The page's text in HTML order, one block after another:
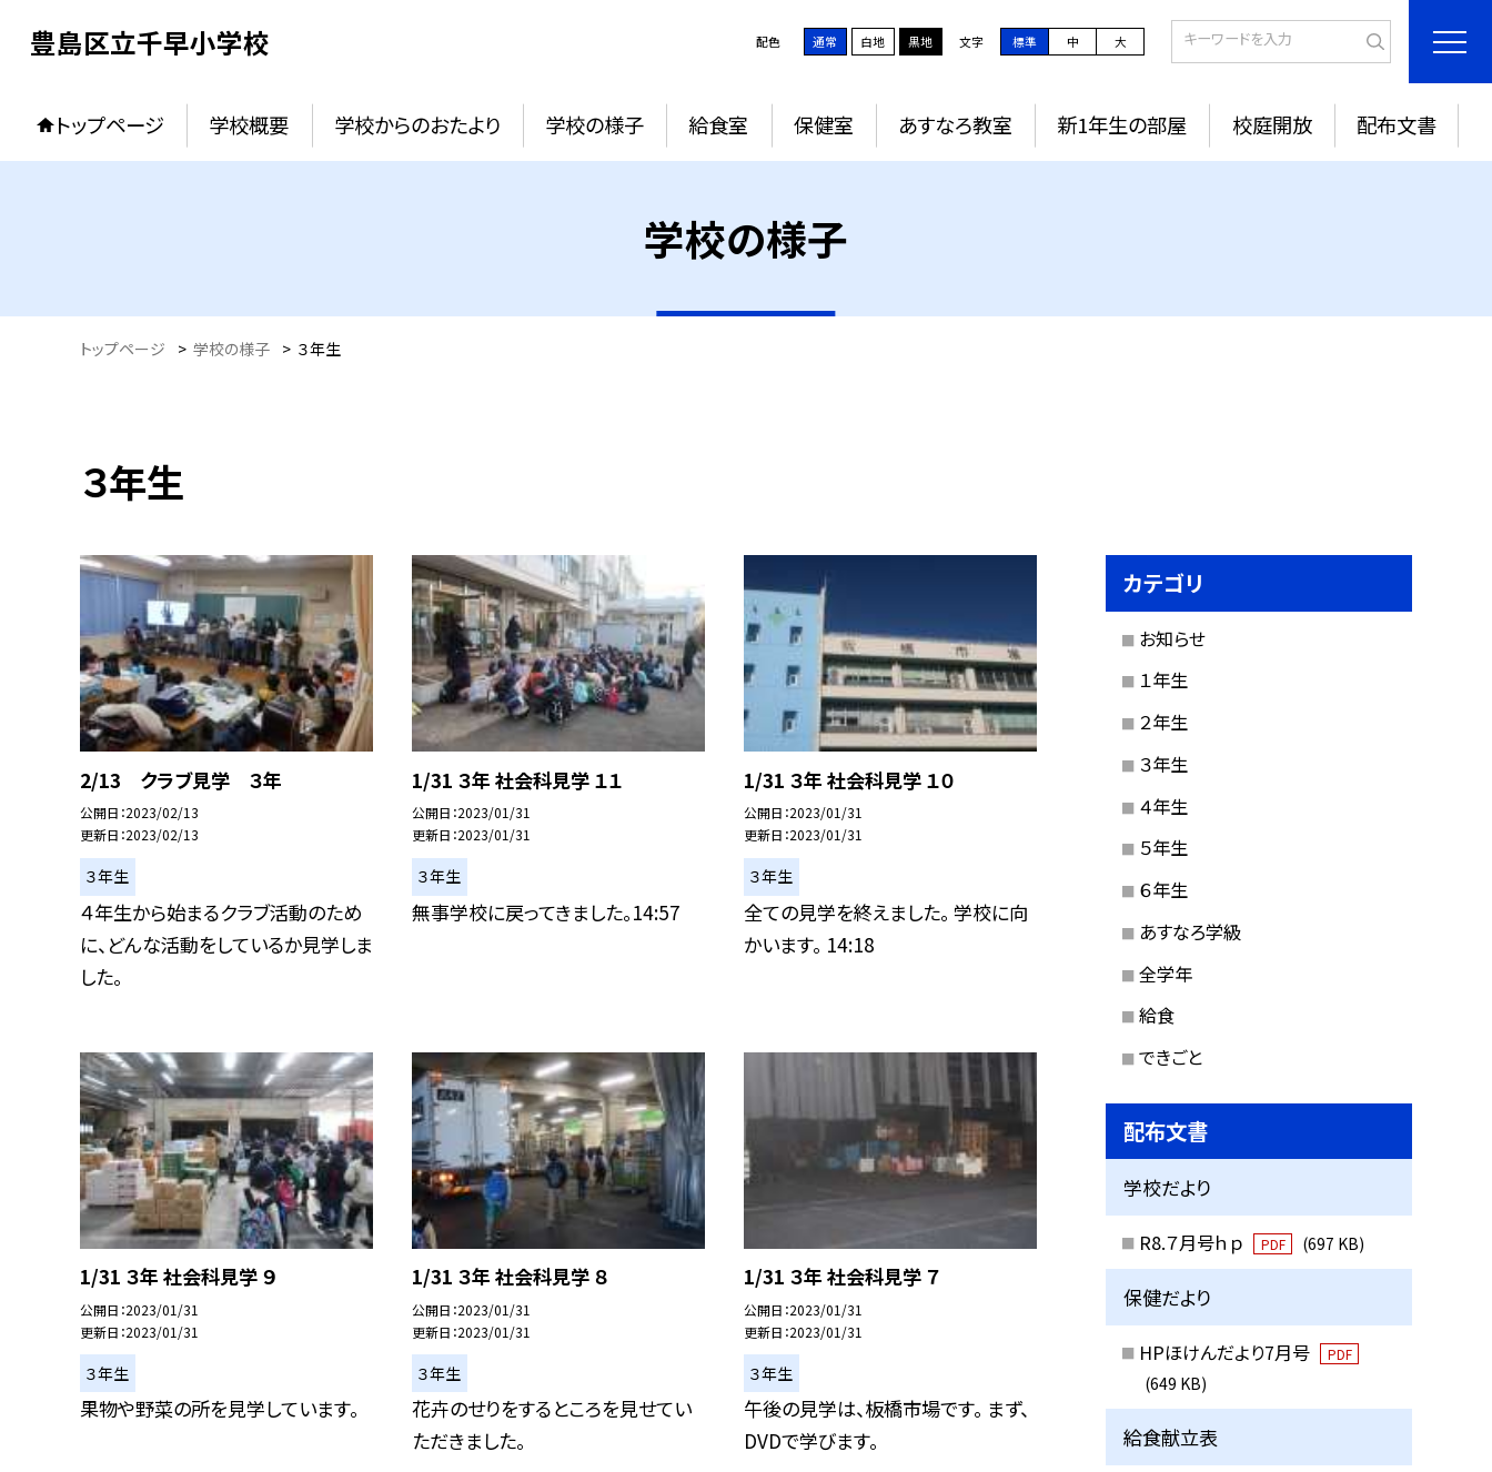
豊島区立千早小学校 配色 通常 白地 黒地 文字 標準 中 大
トップページ 学校概要 学校からのおたより 学校の様子 給食室 保健室 あすなろ教室 新1年生の部屋 校庭開放 配布文書
学校の様子
トップページ > 学校の様子 > ３年生
３年生
2/13 クラブ見学 ３年
公開日 2023/02/13
更新日 2023/02/13
３年生
４年生から始まるクラブ活動のため
に、どんな活動をしているか見学しま
した。
1/31 ３年 社会科見学 １１
公開日 2023/01/31
更新日 2023/01/31
３年生
無事学校に戻ってきました。14:57
1/31 ３年 社会科見学 １０
公開日 2023/01/31
更新日 2023/01/31
３年生
全ての見学を終えました。 学校に向
かいます。 14:18
1/31 ３年 社会科見学 ９
公開日 2023/01/31
更新日 2023/01/31
３年生
果物や野菜の所を見学しています。
1/31 ３年 社会科見学 ８
公開日 2023/01/31
更新日 2023/01/31
３年生
花卉のせりをするところを見せてい
ただきました。
1/31 ３年 社会科見学 ７
公開日 2023/01/31
更新日 2023/01/31
３年生
午後の見学は、板橋市場です。 まず、
DVDで学びます。
カテゴリ
お知らせ
１年生
２年生
３年生
４年生
５年生
６年生
あすなろ学級
全学年
給食
できごと
配布文書
学校だより
R8.７月号ｈｐ PDF (697 KB)
保健だより
HPほけんだより7月号 PDF
(649 KB)
給食献立表